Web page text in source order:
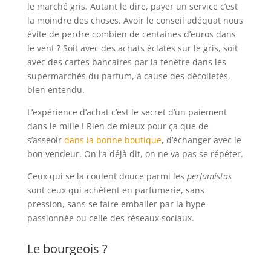
le marché gris. Autant le dire, payer un service c’est
la moindre des choses. Avoir le conseil adéquat nous
évite de perdre combien de centaines d’euros dans
le vent ? Soit avec des achats éclatés sur le gris, soit
avec des cartes bancaires par la fenêtre dans les
supermarchés du parfum, à cause des décolletés,
bien entendu.
L’expérience d’achat c’est le secret d’un paiement
dans le mille ! Rien de mieux pour ça que de
s’asseoir dans la bonne boutique, d’échanger avec le
bon vendeur. On l’a déjà dit, on ne va pas se répéter.
Ceux qui se la coulent douce parmi les perfumistas
sont ceux qui achètent en parfumerie, sans
pression, sans se faire emballer par la hype
passionnée ou celle des réseaux sociaux.
Le bourgeois ?